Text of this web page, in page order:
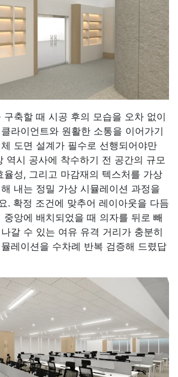
축할 때 시공 후의 모습을 오차 없이
라이언트와 원활한 소통을 이어가기
도면 설계가 필수로 선행되어야만
역시 공사에 착수하기 전 공간의 규모
율성, 그리고 마감재의 텍스처를 가상
내는 정밀 가상 시뮬레이션 과정을
. 확정 조건에 맞추어 레이아웃을 다듬
중앙에 배치되었을 때 의자를 뒤로 빼
갈 수 있는 여유 유격 거리가 충분히
레이션을 수차례 반복 검증해 드렸답